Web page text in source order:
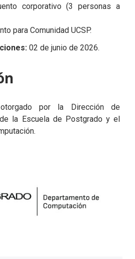
corporativo (3 personas a
para Comunidad UCSP.
02 de junio de 2026.
por la Dirección de
la Escuela de Postgrado y el